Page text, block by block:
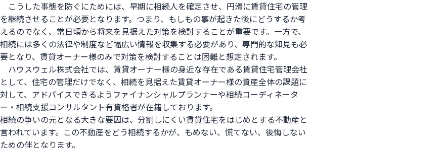
こうした事態を防ぐにためには、早期に相続人を確定させ、円滑に賃貸住宅の管理
を継続させることが必要となります。つまり、もしもの事が起きた後にどうするか考
えるのでなく、常日頃から将来を見据えた対策を検討することが重要です。一方で、
相続には多くの法律や制度など幅広い情報を収集する必要があり、専門的な知見も必
要となり、賃貸オーナー様のみで対策を検討することは困難と想定されます。
ハウスウェル株式会社では、賃貸オーナー様の身近な存在である賃貸住宅管理会社
として、住宅の管理だけでなく、相続を見据えた賃貸オーナー様の資産全体の課題に
対して、アドバイスできるようファイナンシャルプランナーや相続コーディネータ
ー・相続支援コンサルタント有資格者が在籍しております。
相続の争いの元となる大きな要因は、分割しにくい賃貸住宅をはじめとする不動産と
言われています。この不動産をどう相続するかが、もめない、慌てない、後悔しない
ための伴となります。